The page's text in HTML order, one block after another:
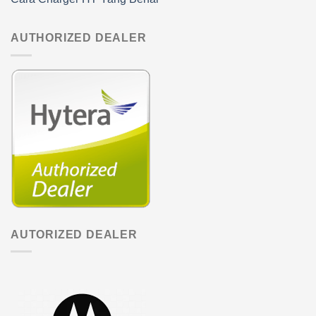
AUTHORIZED DEALER
AUTORIZED DEALER